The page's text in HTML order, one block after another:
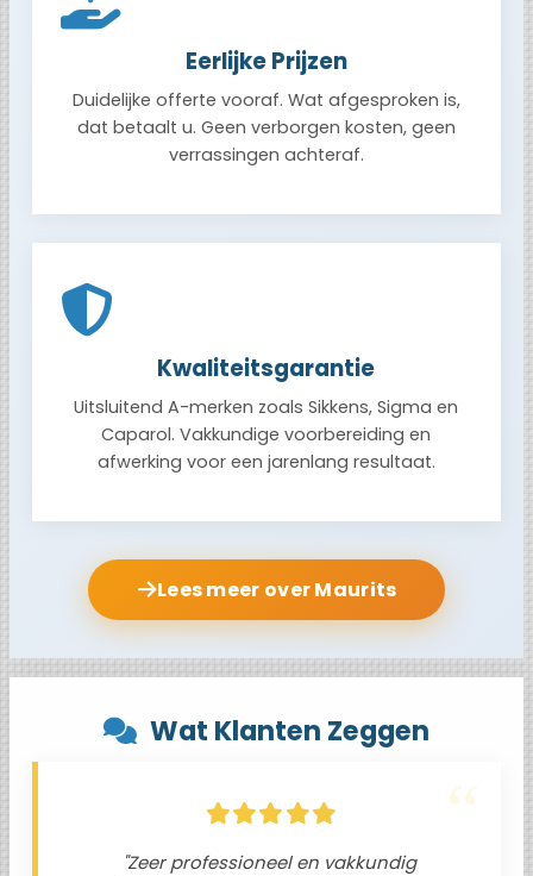
Eerlijke Prijzen
Duidelijke offerte vooraf. Wat afgesproken is,
dat betaalt u. Geen verborgen kosten, geen
verrassingen achteraf.
Kwaliteitsgarantie
Uitsluitend A-merken zoals Sikkens, Sigma en
Caparol. Vakkundige voorbereiding en
afwerking voor een jarenlang resultaat.
Lees meer over Maurits
Wat Klanten Zeggen
"Zeer professioneel en vakkundig